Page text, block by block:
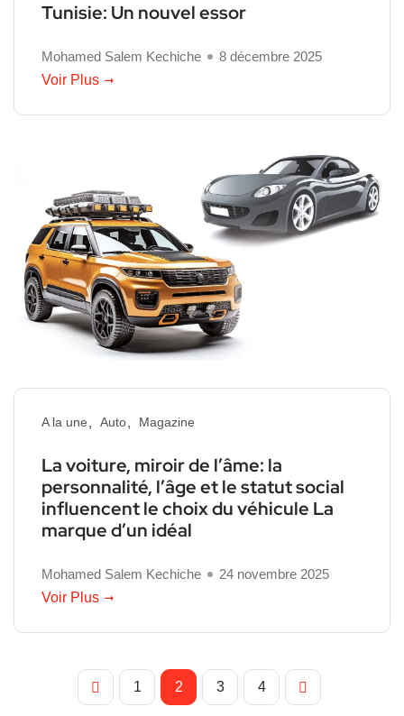
Tunisie: Un nouvel essor
Mohamed Salem Kechiche
8 décembre 2025
Voir Plus
A la une Auto Magazine
La voiture, miroir de l’âme: la
personnalité, l’âge et le statut social
influencent le choix du véhicule La
marque d’un idéal
Mohamed Salem Kechiche
24 novembre 2025
Voir Plus
1 2 3 4